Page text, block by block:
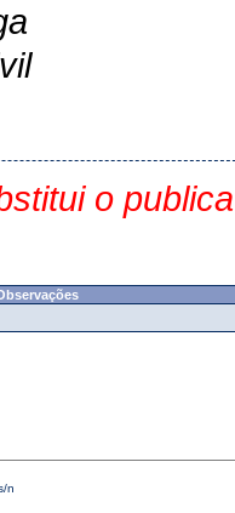
o
n